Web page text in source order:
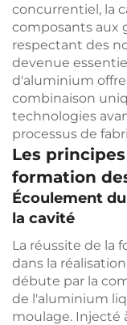
concurrentiel, la
composants aux
respectant des
devenue
d'aluminium
combinaison
technologies
processus de
Les
formation
Écoulement
la cavité
La réussite de la
dans la
débute par la
de l'aluminium
moulage. Injecté